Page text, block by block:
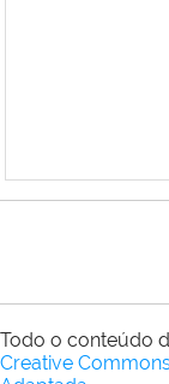
Todo o conteúdo
Creative